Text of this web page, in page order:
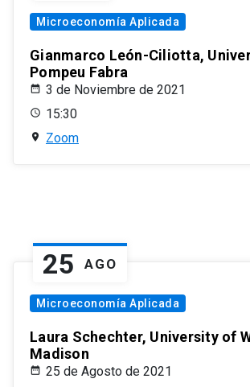
Microeconomía Aplicada
Gianmarco León-Ciliotta,
Pompeu Fabra
3 de Noviembre de 2021
15:30
Zoom
25 AGO
Microeconomía Aplicada
Laura Schechter, University of
Madison
25 de Agosto de 2021